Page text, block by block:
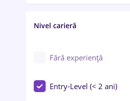
Educație / Training / Arte
Nivel carieră
Fără experiență
Entry-Level (< 2 ani)